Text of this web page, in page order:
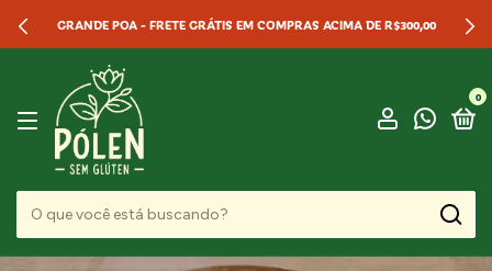
GRANDE POA - FRETE GRÁTIS EM COMPRAS ACIMA DE R$300,00
0